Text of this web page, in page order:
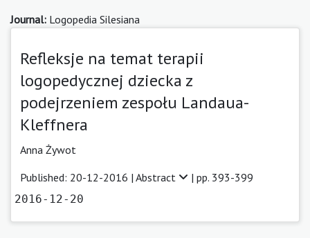
Journal: Logopedia Silesiana
Refleksje na temat terapii
logopedycznej dziecka z
podejrzeniem zespołu Landaua-
Kleffnera
Anna Żywot
Published: 20-12-2016 | Abstract | pp. 393-399
2016-12-20